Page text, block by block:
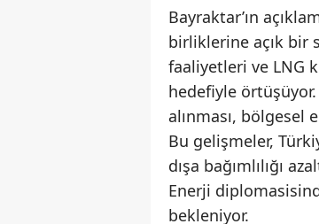
Bayraktar’ın
birliklerine açık bir
faaliyetleri ve LNG
hedefiyle
alınması, bölgesel
Bu gelişmeler,
dışa bağımlılığı
Enerji
bekleniyor.